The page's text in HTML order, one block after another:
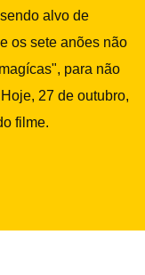
alvo de
os sete anões não
para não
27 de outubro,
filme.